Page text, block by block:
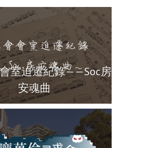
室迫遷紀錄——Soc房
安魂曲